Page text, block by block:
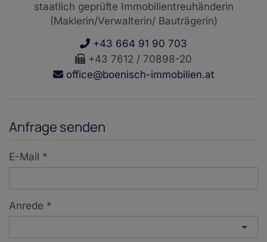
staatlich geprüfte Immobilientreuhänderin
(Maklerin/Verwalterin/ Bauträgerin)
+43 664 91 90 703
+43 7612 / 70898-20
office@boenisch-immobilien.at
Anfrage senden
E-Mail
Anrede